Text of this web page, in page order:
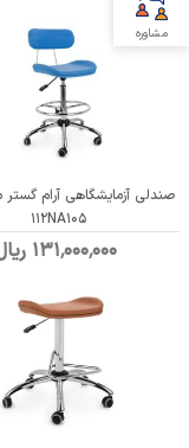
صندلی آزمایشگاهی آرام گستر
112NA105
131٬000٬000 ریال
مشاوره